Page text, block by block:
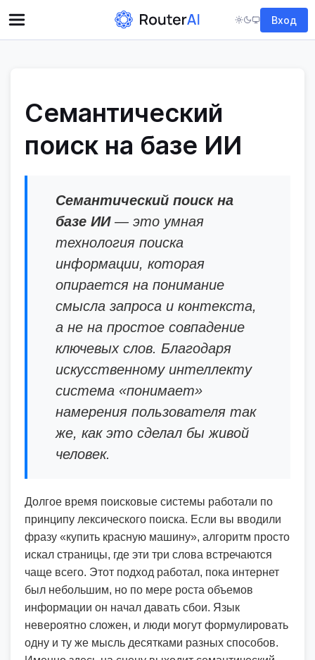
Вход
Семантический
поиск на базе ИИ
Семантический поиск на
базе ИИ— это умная
технология поиска
информации, которая
опирается на понимание
смысла запроса и контекста,
а не на простое совпадение
ключевых слов. Благодаря
искусственному интеллекту
система «понимает»
намерения пользователя так
же, как это сделал бы живой
человек.
Долгое время поисковые системы работали по
принципу лексического поиска. Если вы вводили
фразу «купить красную машину», алгоритм просто
искал страницы, где эти три слова встречаются
чаще всего. Этот подход работал, пока интернет
был небольшим, но по мере роста объемов
информации он начал давать сбои. Язык
невероятно сложен, и люди могут формулировать
одну и ту же мысль десятками разных способов.